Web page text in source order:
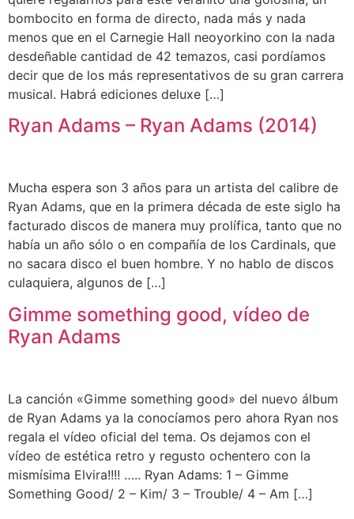
bombocito en forma de directo, nada más y nada
menos que en el Carnegie Hall neoyorkino con la nada
desdeñable cantidad de 42 temazos, casi pordíamos
decir que de los más representativos de su gran carrera
musical. Habrá ediciones deluxe […]
Ryan Adams – Ryan Adams (2014)
Mucha espera son 3 años para un artista del calibre de
Ryan Adams, que en la primera década de este siglo ha
facturado discos de manera muy prolífica, tanto que no
había un año sólo o en compañía de los Cardinals, que
no sacara disco el buen hombre. Y no hablo de discos
culaquiera, algunos de […]
Gimme something good, vídeo de
Ryan Adams
La canción «Gimme something good» del nuevo álbum
de Ryan Adams ya la conocíamos pero ahora Ryan nos
regala el vídeo oficial del tema. Os dejamos con el
vídeo de estética retro y regusto ochentero con la
mismísima Elvira!!!! ….. Ryan Adams: 1 – Gimme
Something Good/ 2 – Kim/ 3 – Trouble/ 4 – Am […]